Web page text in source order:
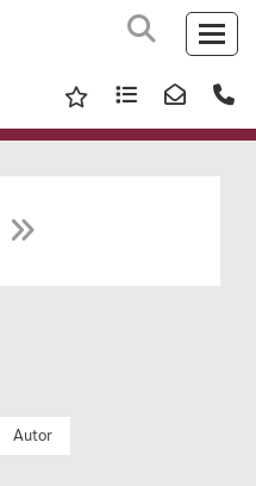
Autor